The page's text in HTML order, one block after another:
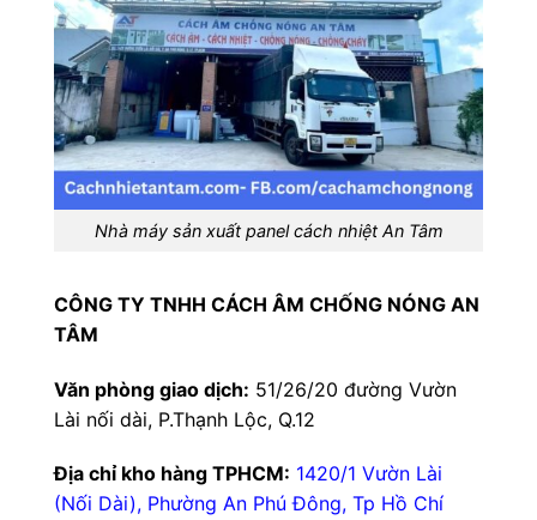
Nhà máy sản xuất panel cách nhiệt An Tâm
CÔNG TY TNHH CÁCH ÂM CHỐNG NÓNG AN
TÂM
Văn phòng giao dịch: 51/26/20 đường Vườn
Lài nối dài, P.Thạnh Lộc, Q.12
Địa chỉ kho hàng TPHCM: 1420/1 Vườn Lài
(Nối Dài), Phường An Phú Đông, Tp Hồ Chí